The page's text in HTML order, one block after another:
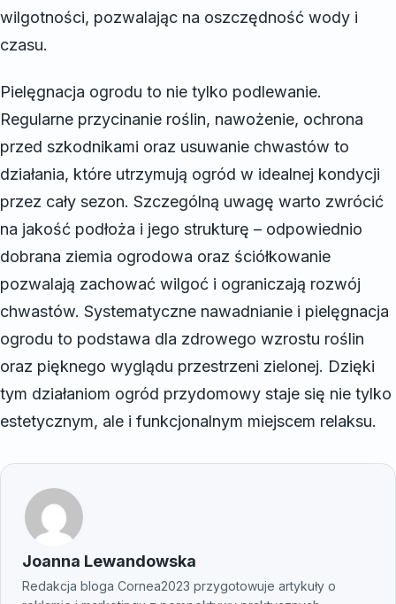
wilgotności, pozwalając na oszczędność wody i
czasu.
Pielęgnacja ogrodu to nie tylko podlewanie.
Regularne przycinanie roślin, nawożenie, ochrona
przed szkodnikami oraz usuwanie chwastów to
działania, które utrzymują ogród w idealnej kondycji
przez cały sezon. Szczególną uwagę warto zwrócić
na jakość podłoża i jego strukturę – odpowiednio
dobrana ziemia ogrodowa oraz ściółkowanie
pozwalają zachować wilgoć i ograniczają rozwój
chwastów. Systematyczne nawadnianie i pielęgnacja
ogrodu to podstawa dla zdrowego wzrostu roślin
oraz pięknego wyglądu przestrzeni zielonej. Dzięki
tym działaniom ogród przydomowy staje się nie tylko
estetycznym, ale i funkcjonalnym miejscem relaksu.
Joanna Lewandowska
Redakcja bloga Cornea2023 przygotowuje artykuły o